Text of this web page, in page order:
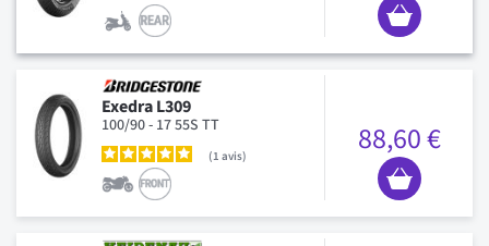
Exedra L309
100/90 - 17 55S TT
1 avis 88,60 €